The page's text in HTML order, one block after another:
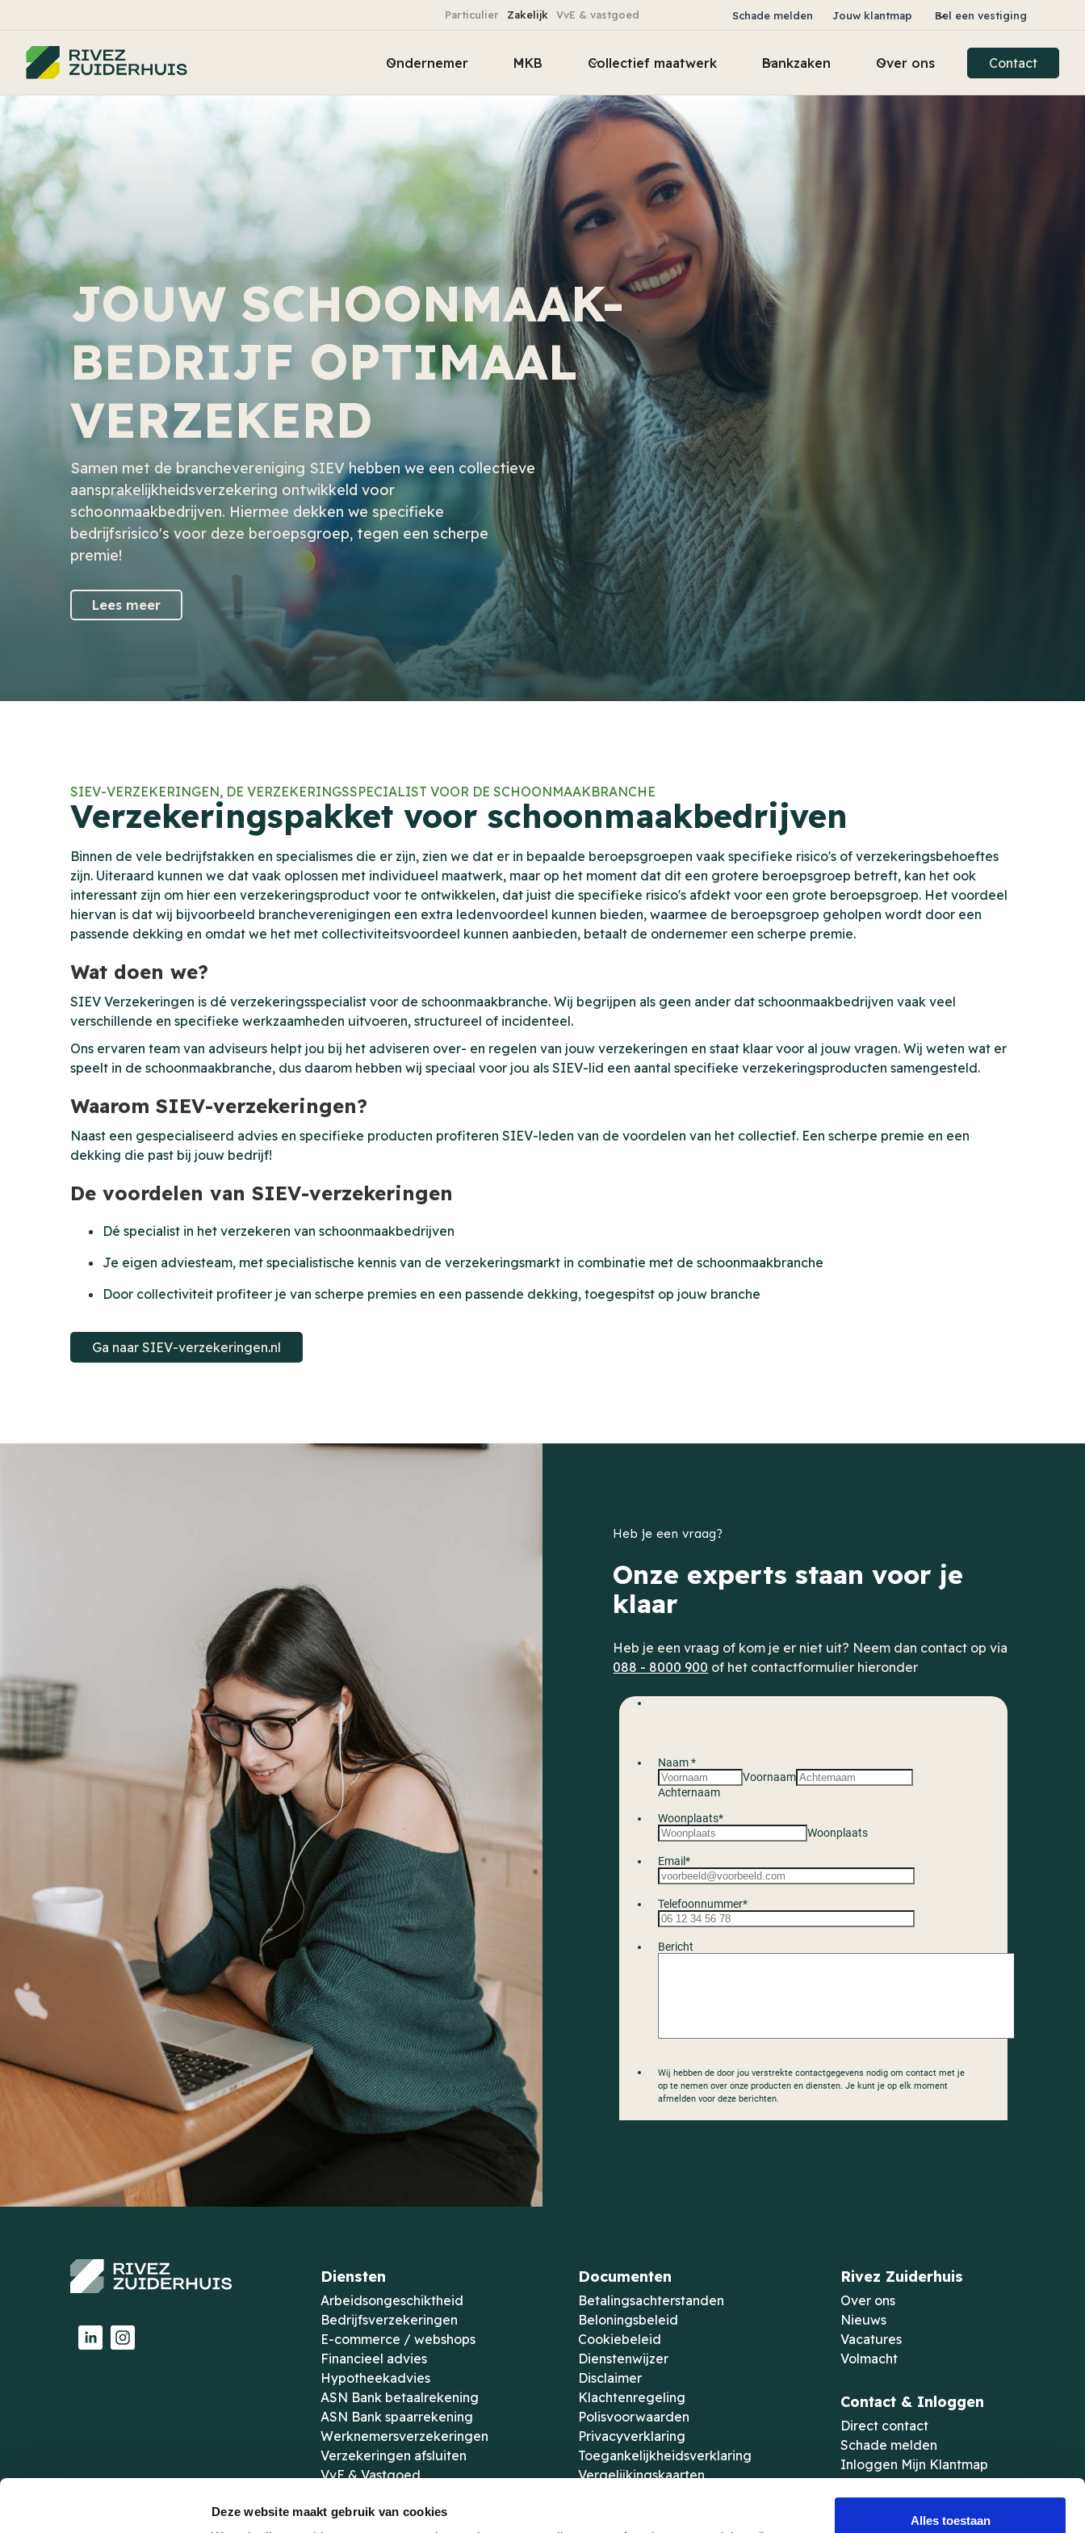
Deze website maakt gebruik van cookies
Alles toestaan
Particulier Zakelijk VvE & vastgoed Schade melden Jouw klantmap Bel een vestiging
Ondernemer MKB Collectief maatwerk Bankzaken Over ons Contact
JOUW SCHOONMAAK-
BEDRIJF OPTIMAAL
VERZEKERD
Samen met de branchevereniging SIEV hebben we een collectieve
aansprakelijkheidsverzekering ontwikkeld voor
schoonmaakbedrijven. Hiermee dekken we specifieke
bedrijfsrisico's voor deze beroepsgroep, tegen een scherpe
premie!
Lees meer
SIEV-VERZEKERINGEN, DE VERZEKERINGSSPECIALIST VOOR DE SCHOONMAAKBRANCHE
Verzekeringspakket voor schoonmaakbedrijven
Binnen de vele bedrijfstakken en specialismes die er zijn, zien we dat er in bepaalde beroepsgroepen vaak specifieke risico's of verzekeringsbehoeftes
zijn. Uiteraard kunnen we dat vaak oplossen met individueel maatwerk, maar op het moment dat dit een grotere beroepsgroep betreft, kan het ook
interessant zijn om hier een verzekeringsproduct voor te ontwikkelen, dat juist die specifieke risico's afdekt voor een grote beroepsgroep. Het voordeel
hiervan is dat wij bijvoorbeeld brancheverenigingen een extra ledenvoordeel kunnen bieden, waarmee de beroepsgroep geholpen wordt door een
passende dekking en omdat we het met collectiviteitsvoordeel kunnen aanbieden, betaalt de ondernemer een scherpe premie.
Wat doen we?
SIEV Verzekeringen is dé verzekeringsspecialist voor de schoonmaakbranche. Wij begrijpen als geen ander dat schoonmaakbedrijven vaak veel
verschillende en specifieke werkzaamheden uitvoeren, structureel of incidenteel.
Ons ervaren team van adviseurs helpt jou bij het adviseren over- en regelen van jouw verzekeringen en staat klaar voor al jouw vragen. Wij weten wat er
speelt in de schoonmaakbranche, dus daarom hebben wij speciaal voor jou als SIEV-lid een aantal specifieke verzekeringsproducten samengesteld.
Waarom SIEV-verzekeringen?
Naast een gespecialiseerd advies en specifieke producten profiteren SIEV-leden van de voordelen van het collectief. Een scherpe premie en een
dekking die past bij jouw bedrijf!
De voordelen van SIEV-verzekeringen
Dé specialist in het verzekeren van schoonmaakbedrijven
Je eigen adviesteam, met specialistische kennis van de verzekeringsmarkt in combinatie met de schoonmaakbranche
Door collectiviteit profiteer je van scherpe premies en een passende dekking, toegespitst op jouw branche
Ga naar SIEV-verzekeringen.nl
Heb je een vraag?
Onze experts staan voor je
klaar
Heb je een vraag of kom je er niet uit? Neem dan contact op via
088 - 8000 900 of het contactformulier hieronder
Diensten
Arbeidsongeschiktheid
Bedrijfsverzekeringen
E-commerce / webshops
Financieel advies
Hypotheekadvies
ASN Bank betaalrekening
ASN Bank spaarrekening
Werknemersverzekeringen
Verzekeringen afsluiten
VvE & Vastgoed
Documenten
Betalingsachterstanden
Beloningsbeleid
Cookiebeleid
Dienstenwijzer
Disclaimer
Klachtenregeling
Polisvoorwaarden
Privacyverklaring
Toegankelijkheidsverklaring
Vergelijkingskaarten
Rivez Zuiderhuis
Over ons
Nieuws
Vacatures
Volmacht
Contact & Inloggen
Direct contact
Schade melden
Inloggen Mijn Klantmap